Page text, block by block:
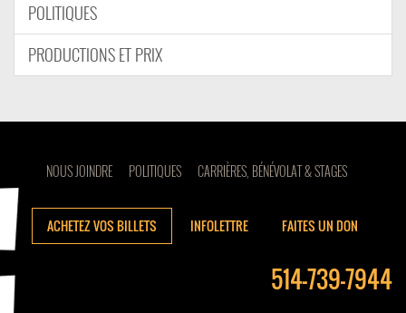
POLITIQUES
PRODUCTIONS ET PRIX
NOUS JOINDRE POLITIQUES CARRIÈRES, BÉNÉVOLAT & STAGES
ACHETEZ VOS BILLETS INFOLETTRE FAITES UN DON
514-739-7944